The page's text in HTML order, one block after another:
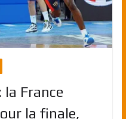
France
la finale,